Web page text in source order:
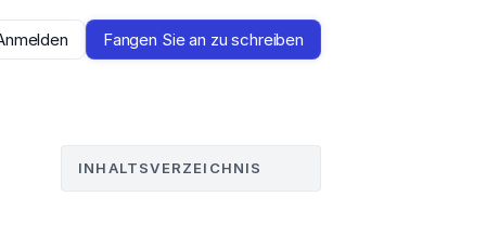
Fangen Sie an zu schreiben
INHALTSVERZEICHNIS